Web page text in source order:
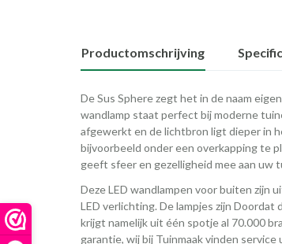
Productomschrijving
De Sus Sphere zegt het in de naam
wandlamp staat perfect bij moderne
afgewerkt en de lichtbron ligt dieper in
bijvoorbeeld onder een overkapping te
geeft sfeer en gezelligheid mee aan uw
Deze LED wandlampen voor buiten zijn
LED verlichting. De lampjes zijn Doordat
krijgt namelijk uit één spotje al 70.000
garantie, wij bij Tuinmaak vinden